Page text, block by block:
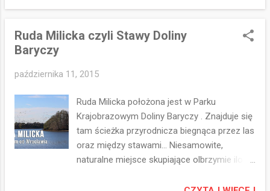
Ruda Milicka czyli Stawy Doliny
Baryczy
października 11, 2015
Ruda Milicka położona jest w Parku
Krajobrazowym Doliny Baryczy . Znajduje się
tam ścieżka przyrodnicza biegnąca przez las
oraz między stawami... Niesamowite,
naturalne miejsce skupiające olbrzymie ilości